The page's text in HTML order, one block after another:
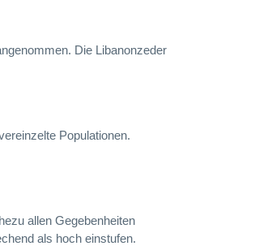
Die Libanonzeder
Populationen.
allen Gegebenheiten
als hoch einstufen.